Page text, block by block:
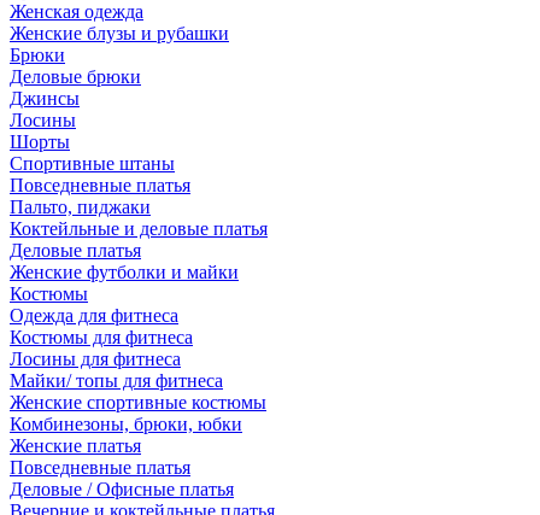
Женская одежда
Женские блузы и рубашки
Брюки
Деловые брюки
Джинсы
Лосины
Шорты
Спортивные штаны
Повседневные платья
Пальто, пиджаки
Коктейльные и деловые платья
Деловые платья
Женские футболки и майки
Костюмы
Одежда для фитнеса
Костюмы для фитнеса
Лосины для фитнеса
Майки/ топы для фитнеса
Женские спортивные костюмы
Комбинезоны, брюки, юбки
Женские платья
Повседневные платья
Деловые / Офисные платья
Вечерние и коктейльные платья